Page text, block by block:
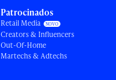
Patrocinados
Retail Media
Creators & Influencers
Out-Of-Home
Martechs & Adtechs